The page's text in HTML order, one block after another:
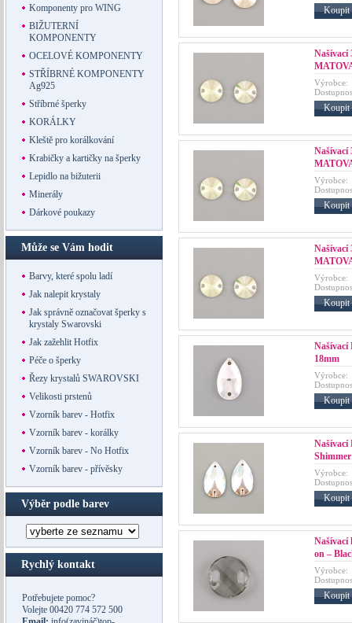
Komponenty pro WING
BIŽUTERNÍ
KOMPONENTY
OCELOVÉ KOMPONENTY
STŘÍBRNÉ KOMPONENTY
Ag925
Stříbrné šperky
KORÁLKY
Kleště pro korálkování
Krabičky a kartičky na šperky
Lepidlo na bižuterii
Minerály
Dárkové poukazy
Může se Vám hodit
Barvy, které spolu ladí
Jak nalepit krystaly
Jak správně označovat šperky s
krystaly Swarovski
Jak zažehlit Hotfix
Péče o šperky
Řezy krystalů SWAROVSKI
Velikosti prstenů
Vzorník barev - Hotfix
Vzorník barev - korálky
Vzorník barev - No Hotfix
Vzorník barev - přívěsky
Výběr podle barev
Rychlý kontakt
Potřebujete pomoc?
Volejte 00420 774 572 500
Koupit
Našívací
Výrobce:
Koupit
Našívací
Výrobce:
Koupit
Našívací
Výrobce:
Koupit
Našívací
18mm
Výrobce:
Koupit
Našívací
Výrobce:
Koupit
Našívací
on –
Výrobce:
Koupit